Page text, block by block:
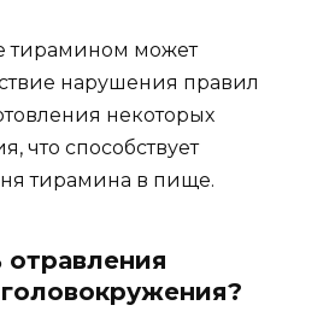
тирамином может
нарушения правил
некоторых
что способствует
тирамина в пище.
отравления